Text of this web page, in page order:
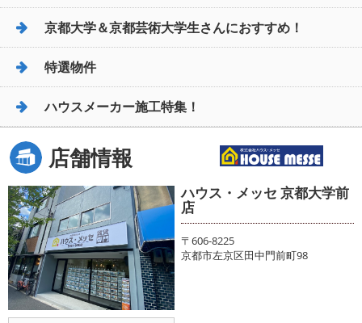
京都大学＆京都芸術大学生さんにおすすめ！
特選物件
ハウスメーカー施工特集！
店舗情報
ハウス・メッセ 京都大学前
店
〒606-8225
京都市左京区田中門前町98